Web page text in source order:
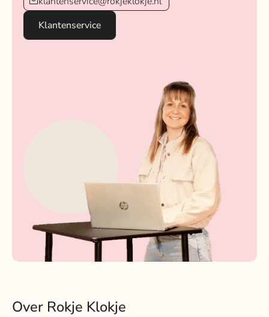
Klantenservice
Over Rokje Klokje